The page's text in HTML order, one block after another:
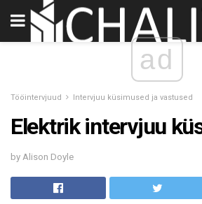
ad
Tööintervjuud Intervjuu küsimused ja vastused
Elektrik intervjuu
by Alison Doyle